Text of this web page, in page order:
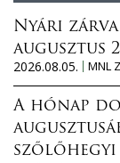
Nyári zárva
augusztus
2026.08.05.
MNL
A hónap